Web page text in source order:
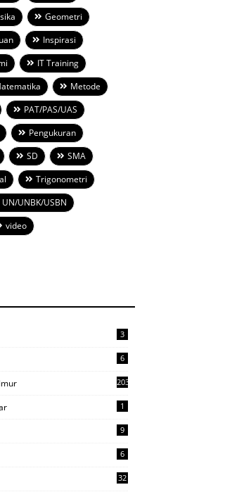
Geometri
Inspirasi
IT Training
Metode
PAT/PAS/UAS
Pengukuran
SD
SMA
Trigonometri
UN/UNBK/USBN
video
3
6
203
1
9
6
32